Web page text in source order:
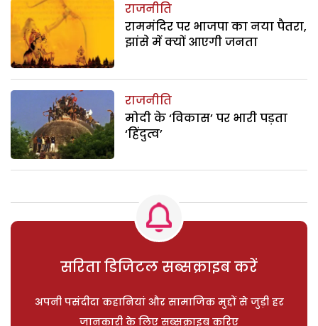
राजनीति
राममंदिर पर भाजपा का नया पैतरा,
झांसे में क्यों आएगी जनता
राजनीति
मोदी के ‘विकास’ पर भारी पड़ता
‘हिंदुत्व’
सरिता डिजिटल सब्सक्राइब करें
अपनी पसंदीदा कहानियां और सामाजिक मुद्दों से जुड़ी हर
जानकारी के लिए सब्सक्राइब करिए